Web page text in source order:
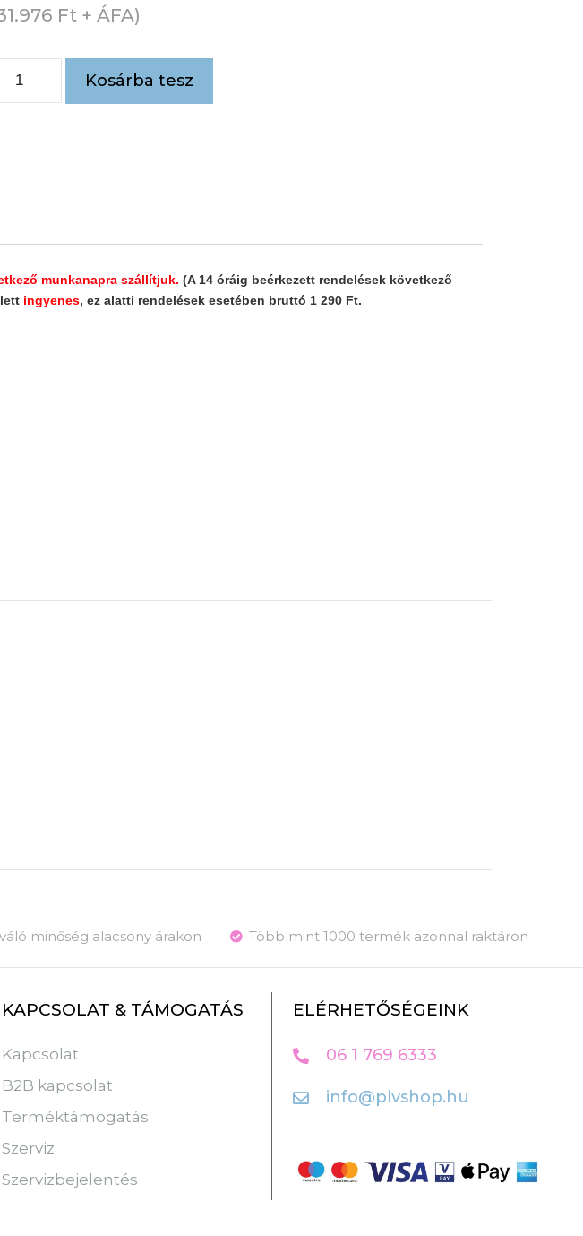
Ft + ÁFA)
Kosárba tesz
munkanapra szállítjuk. (A 14 óráig beérkezett rendelések következő
ingyenes, ez alatti rendelések esetében bruttó 1 290 Ft.
minőség alacsony árakon Több mint 1000 termék azonnal raktáron
KAPCSOLAT & TÁMOGATÁS
Kapcsolat
B2B kapcsolat
Terméktámogatás
Szerviz
Szervizbejelentés
ELÉRHETŐSÉGEINK
06 1 769 6333
info@plvshop.hu